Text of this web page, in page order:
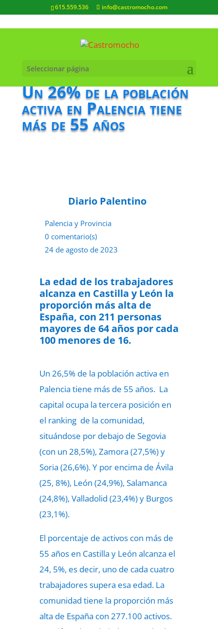
615.559.536 info@castromocho.com
Seleccionar página
Un 26% de la población
activa en Palencia tiene
más de 55 años
Diario Palentino
Palencia y Provincia
0 comentario(s)
24 de agosto de 2023
La edad de los trabajadores
alcanza en Castilla y León la
proporción más alta de
España, con 211 personas
mayores de 64 años por cada
100 menores de 16.
Un 26,5% de la población activa en
Palencia tiene más de 55 años. La
capital ocupa la tercera posición en
el ranking de la comunidad,
situándose por debajo de Segovia
(con un 28,5%), Zamora (27,5%) y
Soria (26,6%). Y por encima de Ávila
(25, 8%), León (24,9%), Salamanca
(24,8%), Valladolid (23,4%) y Burgos
(23,1%).
El porcentaje de activos con más de
55 años en Castilla y León alcanza el
24, 5%, es decir, uno de cada cuatro
trabajadores supera esa edad. La
comunidad tiene la proporción más
alta de España con 277.100 activos.